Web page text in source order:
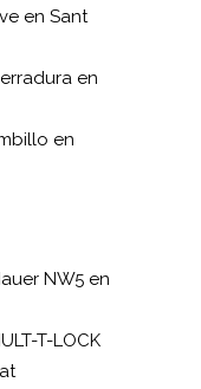
en Sant
en
en
NW5 en
T-LOCK